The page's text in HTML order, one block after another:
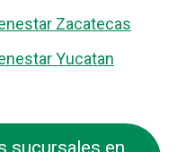
Zacatecas
Yucatan